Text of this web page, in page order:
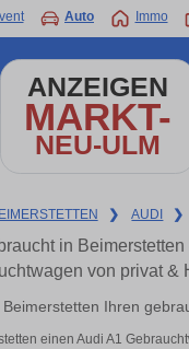
Auto Immo
ANZEIGEN
MARKT-
NEU-ULM
❯ AUDI ❯
in
von privat &
Ihren
einen Audi A1